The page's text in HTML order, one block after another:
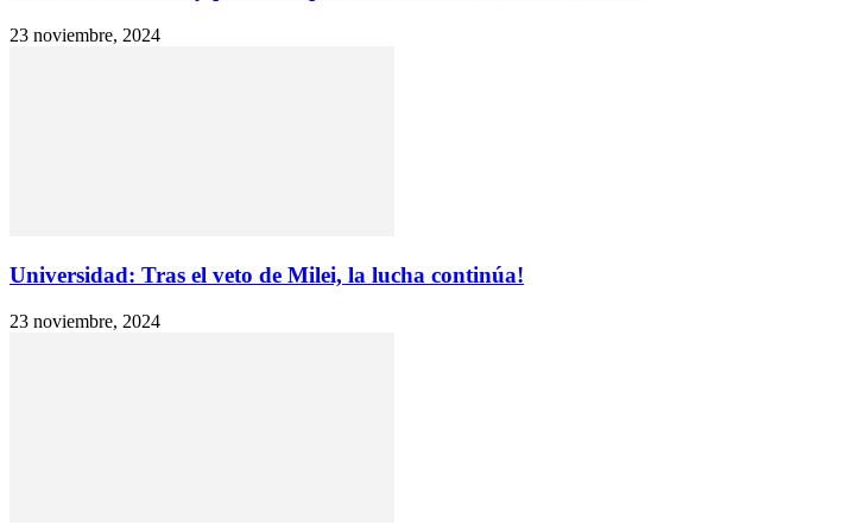
23 noviembre, 2024
Universidad: Tras el veto de Milei, la lucha continúa!
23 noviembre, 2024